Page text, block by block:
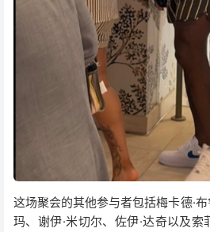
这场聚会的其他参与者包括梅卡德·
玛、谢伊·米切尔、佐伊·达奇以及